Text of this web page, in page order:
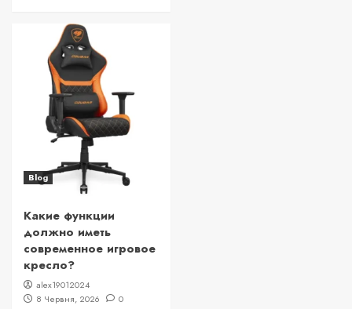
Blog
Какие функции
должно иметь
современное игровое
кресло?
alex19012024
8 Червня, 2026
0